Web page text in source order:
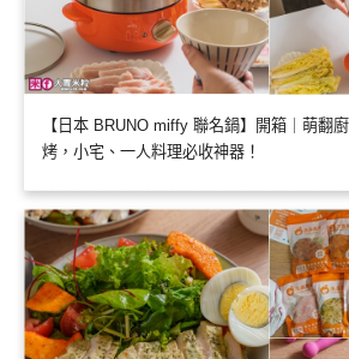
【日本 BRUNO miffy 聯名鍋】開箱｜萌翻
烤，小宅、一人料理必收神器！